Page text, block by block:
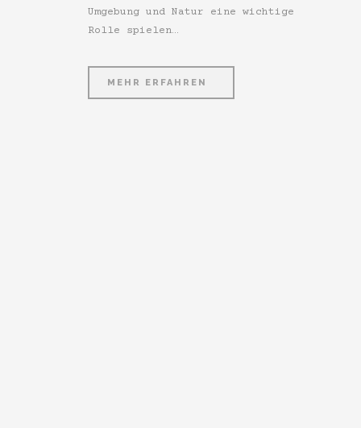
Umgebung und Natur eine wichtige
Rolle spielen…
MEHR ERFAHREN